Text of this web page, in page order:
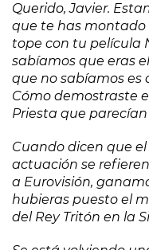
Querido, Javier.
que te has montado
tope con tu película
sabíamos que eras
que no sabíamos es
Cómo demostraste
Priesta que
Cuando dicen que el
actuación se
a Eurovisión,
hubieras puesto el
del Rey Tritón en la